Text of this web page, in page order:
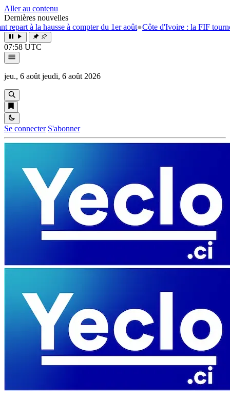
Aller au contenu
Dernières nouvelles
à compter du 1er août●Côte d'Ivoire : la FIF tourne la page
07:58 UTC
jeu., 6 août jeudi, 6 août 2026
Se connecter S'abonner